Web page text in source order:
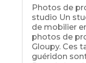
Photos de
studio Un
de mobilier
photos de
Gloupy. Ces
guéridon